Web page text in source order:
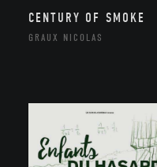
CENTURY OF SMOKE
GRAUX NICOLAS